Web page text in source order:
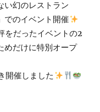
い幻のレストラン
でのイベント開催
をだったイベントの2
めだけに特別オープ
開催しました